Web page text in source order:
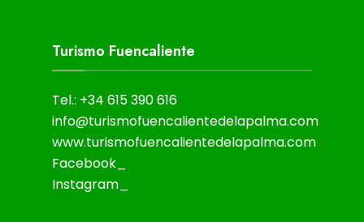
Turismo Fuencaliente
Tel.: +34 615 390 616
info@turismofuencalientedelapalma.com
www.turismofuencalientedelapalma.com
Facebook_
Instagram_